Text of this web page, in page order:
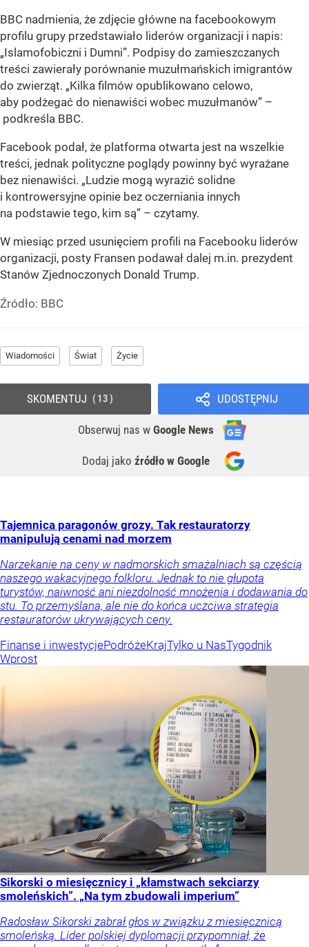
BBC nadmienia, że zdjęcie główne na facebookowym
profilu grupy przedstawiało liderów organizacji i napis:
„Islamofobiczni i Dumni”. Podpisy do zamieszczanych
treści zawierały porównanie muzułmańskich imigrantów
do zwierząt. „Kilka filmów opublikowano celowo,
aby podżegać do nienawiści wobec muzułmanów” –
podkreśla BBC.
Facebook podał, że platforma otwarta jest na wszelkie
treści, jednak polityczne poglądy powinny być wyrażane
bez nienawiści. „Ludzie mogą wyrazić solidne
i kontrowersyjne opinie bez oczerniania innych
na podstawie tego, kim są” – czytamy.
W miesiąc przed usunięciem profili na Facebooku liderów
organizacji, posty Fransen podawał dalej m.in. prezydent
Stanów Zjednoczonych Donald Trump.
Źródło: BBC
Wiadomości Świat Życie
UDOSTĘPNIJ
Obserwuj nas w Google News
Dodaj jako źródło w Google
SKOMENTUJ 13
Tajemnica paragonów grozy. Tak restauratorzy
manipulują cenami nad morzem
Narzekanie na ceny w nadmorskich smażalniach są częścią
naszego wakacyjnego folkloru. Jednak to nie głupota
turystów, naiwność ani niezdolność mnożenia i dodawania do
stu. To przemyślana, ale nie do końca uczciwa strategia
restauratorów ukrywających ceny.
Finanse i inwestycjePodróżeKrajTylko u NasTygodnik
Wprost
Sikorski o miesięcznicy i „kłamstwach sekciarzy
smoleńskich”. „Na tym zbudowali imperium”
Radosław Sikorski zabrał głos w związku z miesięcznicą
smoleńską. Lider polskiej dyplomacji przypomniał, że